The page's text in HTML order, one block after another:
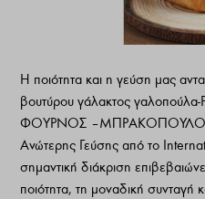
Η ποιότητα και η γεύση μας
βουτύρου γάλακτος
ΦΟΥΡΝΟΣ – ΜΠΡΑΚΟΠΟΥΛΟΣ
Ανώτερης Γεύσης από το
σημαντική διάκριση
ποιότητα, τη μοναδική συνταγή